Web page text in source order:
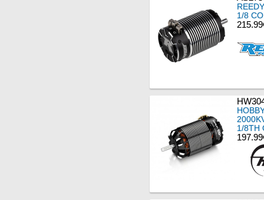
1/8
1/8TH